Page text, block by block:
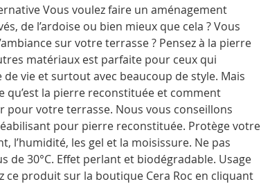
Vous voulez faire un aménagement
de l’ardoise ou bien mieux que cela ? Vous
sur votre terrasse ? Pensez à la pierre
matériaux est parfaite pour ceux qui
vie et surtout avec beaucoup de style. Mais
qu’est la pierre reconstituée et comment
pour votre terrasse. Nous vous conseillons
pour pierre reconstituée. Protège votre
l’humidité, les gel et la moisissure. Ne pas
de 30°C. Effet perlant et biodégradable. Usage
produit sur la boutique Cera Roc en cliquant